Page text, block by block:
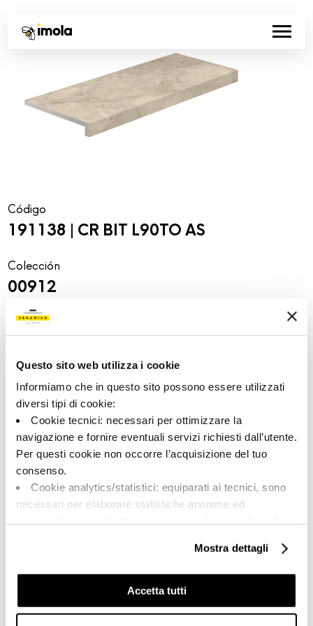
Questo sito web utilizza i cookie
Informiamo che in questo sito possono essere utilizzati
diversi tipi di cookie:
Cookie tecnici: necessari per ottimizzare la
navigazione e fornire eventuali servizi richiesti dall’utente.
Per questi cookie non occorre l’acquisizione del tuo
consenso.
Cookie analytics/statistici: equiparati ai tecnici, sono
necessari per elaborare statistiche anonime ed
Cookie di profilazione/marketing: sono utilizzati, solo
previo tuo consenso, per esaminare le tue abitudini di
navigazione e mostrarti quindi avvisi pubblicitari mirati, in
linea con le tue preferenze.
Mostra dettagli
Accetta tutti
Código
191138 | CR BIT L90TO AS
Colección
00912
Color:
Pizas especiales
Formato:
30.0x90.0
opaco
Destonalización:
Unidad de medida:
PZ